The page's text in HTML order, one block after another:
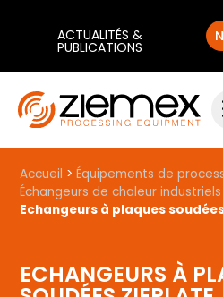
ACTUALITÉS &
PUBLICATIONS
Accueil >Équipements de
Échangeurs de chaleur
Echangeurs à plaques
ECHANGEURS À